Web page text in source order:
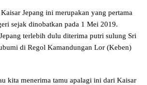
Jepang ini merupakan yang pertama
sejak dinobatkan pada 1 Mei 2019.
terlebih dulu diterima putri sulung Sri
di Regol Kamandungan Lor (Keben)
kita menerima tamu apalagi ini dari Kaisar